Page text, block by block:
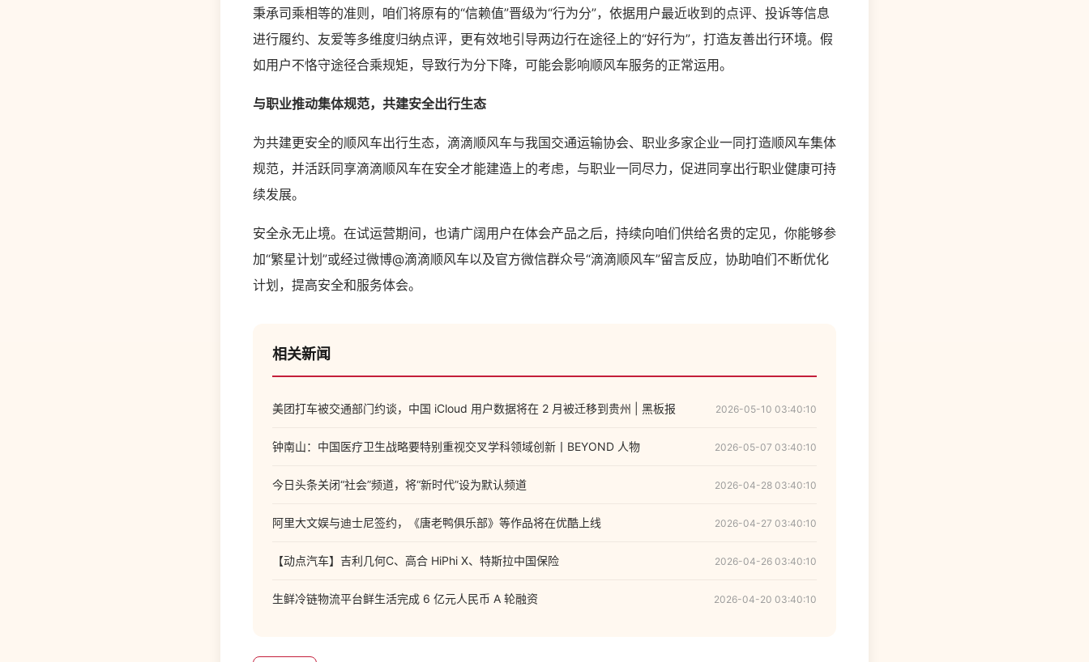
秉承司乘相等的准则，咱们将原有的“信赖值”晋级为“行为分”，依据用户最近收到的点评、投诉等信息
进行履约、友爱等多维度归纳点评，更有效地引导两边行在途径上的“好行为”，打造友善出行环境。假
如用户不恪守途径合乘规矩，导致行为分下降，可能会影响顺风车服务的正常运用。
与职业推动集体规范，共建安全出行生态
为共建更安全的顺风车出行生态，滴滴顺风车与我国交通运输协会、职业多家企业一同打造顺风车集体
规范，并活跃同享滴滴顺风车在安全才能建造上的考虑，与职业一同尽力，促进同享出行职业健康可持
续发展。
安全永无止境。在试运营期间，也请广阔用户在体会产品之后，持续向咱们供给名贵的定见，你能够参
加“繁星计划”或经过微博@滴滴顺风车以及官方微信群众号“滴滴顺风车”留言反应，协助咱们不断优化
计划，提高安全和服务体会。
相关新闻
美团打车被交通部门约谈，中国 iCloud 用户数据将在 2 月被迁移到贵州 | 黑板报 2026-05-10 03:40:10
钟南山：中国医疗卫生战略要特别重视交叉学科领域创新丨BEYOND 人物 2026-05-07 03:40:10
今日头条关闭“社会”频道，将“新时代”设为默认频道 2026-04-28 03:40:10
阿里大文娱与迪士尼签约，《唐老鸭俱乐部》等作品将在优酷上线 2026-04-27 03:40:10
【动点汽车】吉利几何C、高合 HiPhi X、特斯拉中国保险 2026-04-26 03:40:10
生鲜冷链物流平台鲜生活完成 6 亿元人民币 A 轮融资 2026-04-20 03:40:10